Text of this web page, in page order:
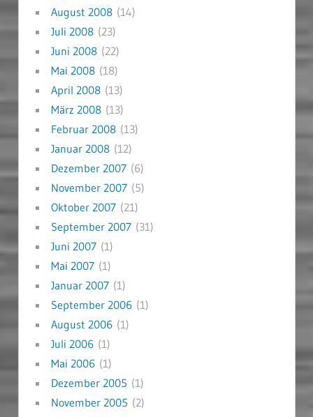
August 2008(14)
Juli 2008(23)
Juni 2008(22)
Mai 2008(18)
April 2008(13)
März 2008(13)
Februar 2008(13)
Januar 2008(12)
Dezember 2007(6)
November 2007(5)
Oktober 2007(21)
September 2007(31)
Juni 2007(1)
Mai 2007(1)
Januar 2007(1)
September 2006(1)
August 2006(1)
Juli 2006(1)
Mai 2006(1)
Dezember 2005 (1)
November 2005 (2)